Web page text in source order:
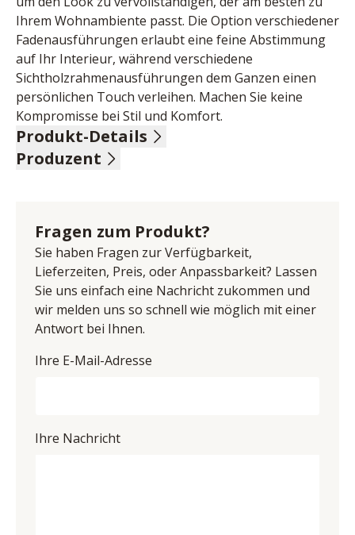
Ihrem Wohnambiente passt. Die Option verschiedener
Fadenausführungen erlaubt eine feine Abstimmung
auf Ihr Interieur, während verschiedene
Sichtholzrahmenausführungen dem Ganzen einen
persönlichen Touch verleihen. Machen Sie keine
Kompromisse bei Stil und Komfort.
Produkt-Details
Flachgewebe, Nutzschicht 100% recyceltes Polyester,
bestehend aus:
3-Sitzer, Armlehne links klappbar,
Sitztiefenverstellung, BHT ca. 196/89/112 cm
Canape gerade, Armlehne rechts klappbar,
Sitztiefenverstellung, BHT ca. 126/89/187 cm
Stellmaß ca. 322x187 cm
Produzent
E-Mail-Adresse: office@zehdenick-pm.de
UID (Umsatzsteuer-Identifikationsnummer): DE
261794951
Fragen zum Produkt?
Sie haben Fragen zur Verfügbarkeit,
Lieferzeiten, Preis, oder Anpassbarkeit? Lassen
Sie uns einfach eine Nachricht zukommen und
wir melden uns so schnell wie möglich mit einer
Antwort bei Ihnen.
Ihre E-Mail-Adresse
Ihre Nachricht